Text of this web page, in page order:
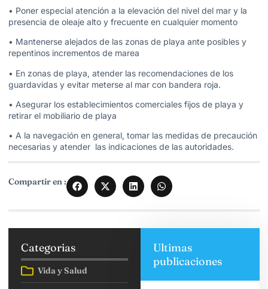
• Poner especial atención a la elevación del nivel del mar y la
presencia de oleaje alto y frecuente en cualquier momento
• Mantenerse alejados de las zonas de playa ante posibles y
repentinos incrementos de marea
• En zonas de playa, atender las recomendaciones de los
guardavidas y evitar meterse al mar con bandera roja.
• Asegurar los establecimientos comerciales fijos de playa y
retirar el mobiliario de playa
• A la navegación en general, tomar las medidas de precaución
necesarias y atender las indicaciones de las autoridades.
Compartir en :
Categorias
Vida y Salud
Ultimas
publicaciones